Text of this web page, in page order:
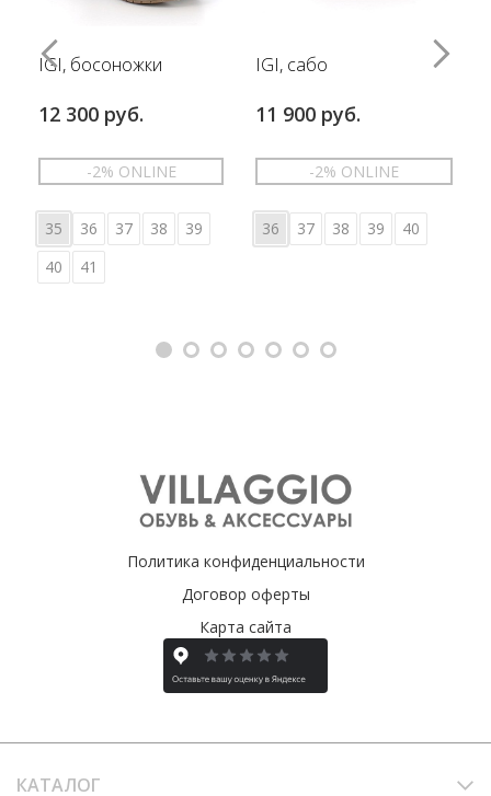
IGI, босоножки
12 300 руб.
-2% ONLINE
35 36 37 38
39
40
41
IGI, сабо
11 900 руб.
-2% ONLINE
36 37 38 39 40
Политика конфиденциальности
Договор оферты
Карта сайта
КАТАЛОГ